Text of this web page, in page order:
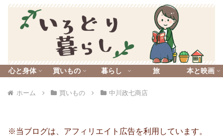
心と身体 買いもの 暮らし 旅 本と映画
ホーム 買いもの 中川政七商店
※当ブログは、アフィリエイト広告を利用しています。